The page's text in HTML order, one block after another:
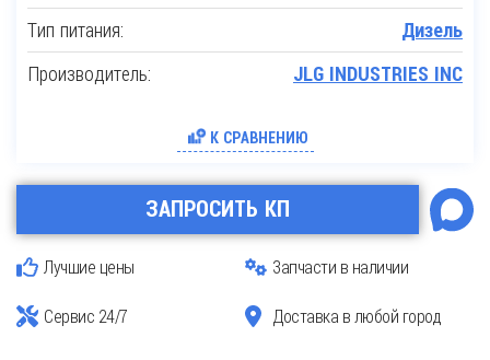
Тип питания: Дизель
Производитель: JLG INDUSTRIES INC
К СРАВНЕНИЮ
ЗАПРОСИТЬ КП
Лучшие цены Запчасти в наличии
Сервис 24/7 Доставка в любой город